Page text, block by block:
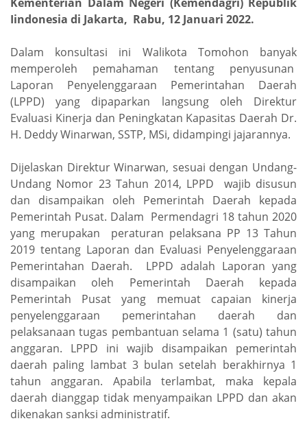
Iindonesia di Jakarta, Rabu, 12 Januari 2022.
Dalam konsultasi ini Walikota Tomohon banyak
memperoleh pemahaman tentang penyusunan
Laporan Penyelenggaraan Pemerintahan Daerah
(LPPD) yang dipaparkan langsung oleh Direktur
Evaluasi Kinerja dan Peningkatan Kapasitas Daerah Dr.
H. Deddy Winarwan, SSTP, MSi, didampingi jajarannya.
Dijelaskan Direktur Winarwan, sesuai dengan Undang-
Undang Nomor 23 Tahun 2014, LPPD wajib disusun
dan disampaikan oleh Pemerintah Daerah kepada
Pemerintah Pusat. Dalam Permendagri 18 tahun 2020
yang merupakan peraturan pelaksana PP 13 Tahun
2019 tentang Laporan dan Evaluasi Penyelenggaraan
Pemerintahan Daerah. LPPD adalah Laporan yang
disampaikan oleh Pemerintah Daerah kepada
Pemerintah Pusat yang memuat capaian kinerja
penyelenggaraan pemerintahan daerah dan
pelaksanaan tugas pembantuan selama 1 (satu) tahun
anggaran. LPPD ini wajib disampaikan pemerintah
daerah paling lambat 3 bulan setelah berakhirnya 1
tahun anggaran. Apabila terlambat, maka kepala
daerah dianggap tidak menyampaikan LPPD dan akan
dikenakan sanksi administratif.